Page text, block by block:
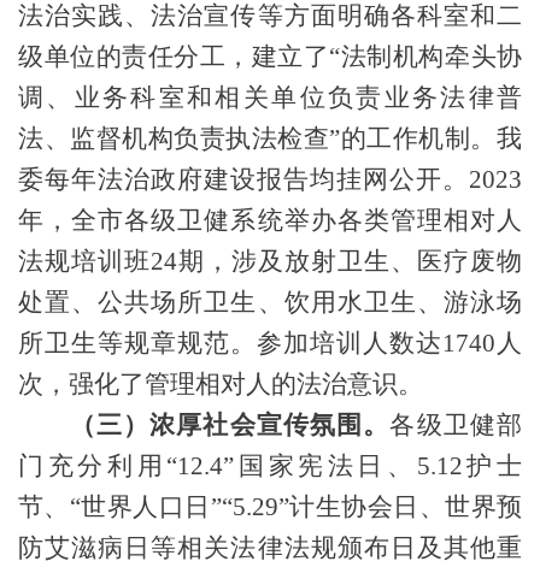
法治实践、法治宣传等方面明确各科室和二
级单位的责任分工， 建立了“法制机构牵头协
调、业务科室和相关单位负责业务法律普
法、监督机构负责执法检查”的工作机制。 我
委每年法治政府建设报告均挂网公开。 2023
年，全市各级卫健系统举办各类管理相对人
法规培训班24期，涉及放射卫生、医疗废物
处置、公共场所卫生、饮用水卫生、游泳场
所卫生等规章规范。参加培训人数达1740 人
次，强化了管理相对人的法治意识。
（三）浓厚社会宣传氛围。各级卫健部
门充分利用“12.4”国家宪法日、5.12护士
节、“世界人口日”“5.29”计生协会日、世界预
防艾滋病日等相关法律法规颁布日及其他重